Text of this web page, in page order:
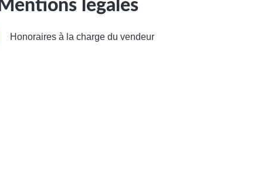
Mentions légales
Honoraires à la charge du vendeur